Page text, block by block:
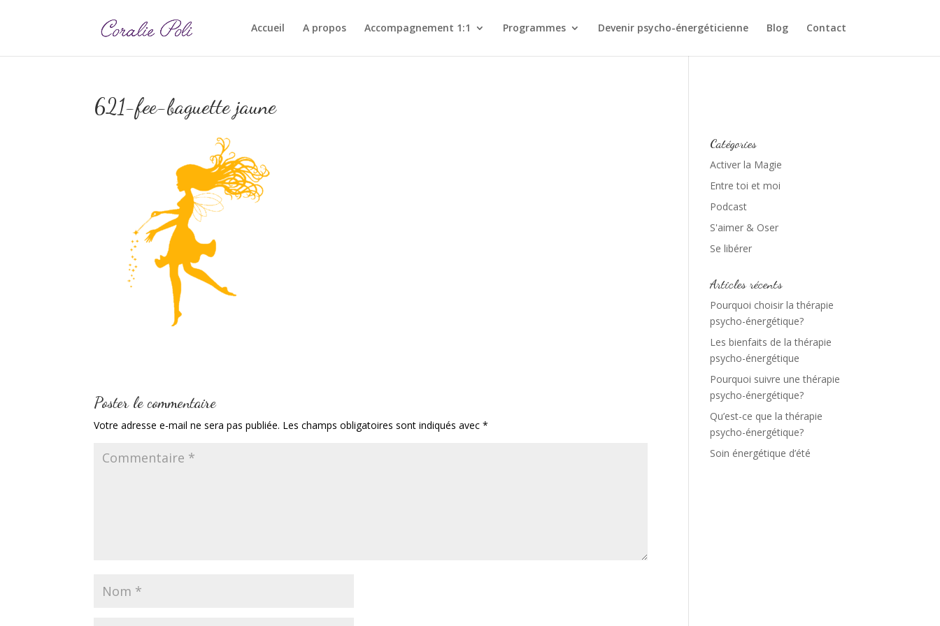
Accueil A propos Accompagnement 1:1 Programmes Devenir psycho-énergéticienne Blog Contact
621-fee-baguette jaune
Poster le commentaire
Votre adresse e-mail ne sera pas publiée. Les champs obligatoires sont indiqués avec*
Catégories
Activer la Magie
Entre toi et moi
Podcast
S'aimer & Oser
Se libérer
Articles récents
Pourquoi choisir la thérapie
psycho-énergétique?
Les bienfaits de la thérapie
psycho-énergétique
Pourquoi suivre une thérapie
psycho-énergétique?
Qu’est-ce que la thérapie
psycho-énergétique?
Soin énergétique d’été